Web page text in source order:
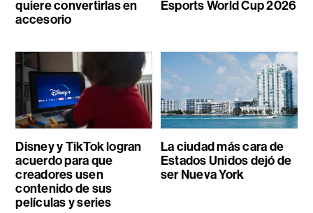
quiere convertirlas en
accesorio
Esports World Cup 2026
Disney y TikTok logran
acuerdo para que
creadores usen
contenido de sus
películas y series
La ciudad más cara de
Estados Unidos dejó de
ser Nueva York